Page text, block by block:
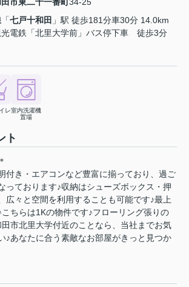
「七戸十和田 」駅 徒歩181分車30分 14.0km
光電鉄「北里大学前」バス停下車 徒歩3分
レ室内洗濯機
置場
ト
付き・エアコンなど豊富に揃っており、過ご
っております♪収納はシューズボックス・押
広々と空間を利用することも可能です♪最上
ちらは1Kの物件です♪フローリング張りの
市北里大学付近のことなら、当社までお気
♪あなたに合う素敵なお部屋がきっと見つか